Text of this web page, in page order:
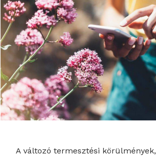
A változó termesztési körülmények,